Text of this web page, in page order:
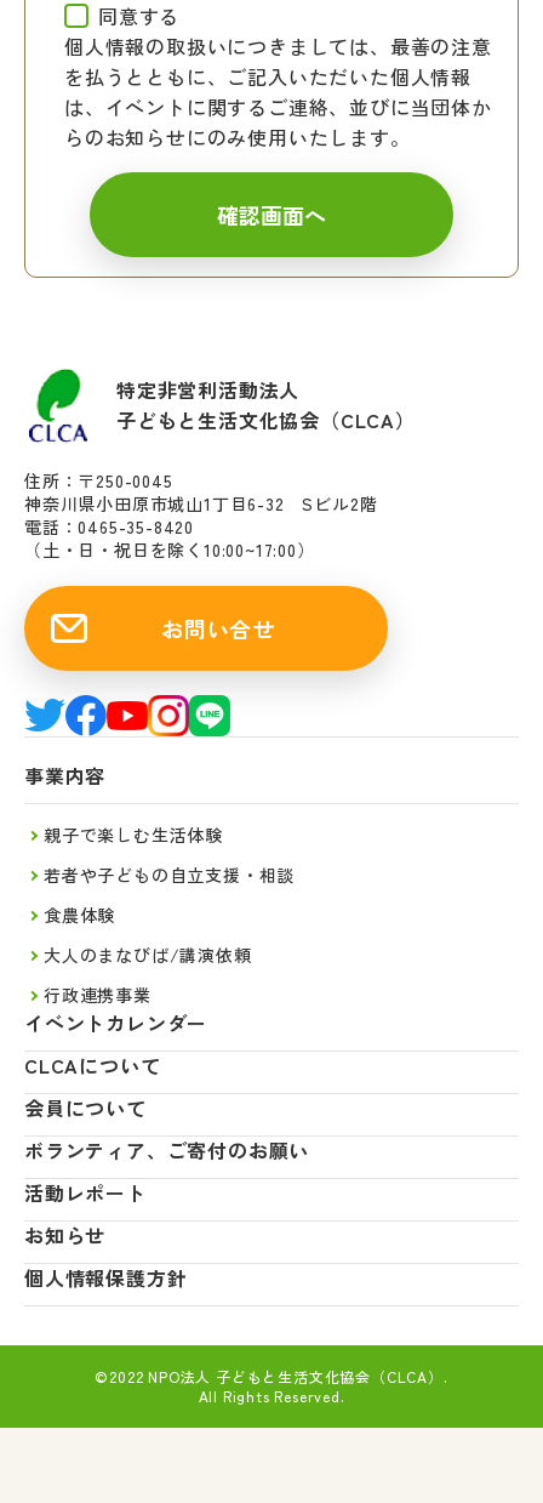
同意する
個人情報の取扱いにつきましては、最善の注意
を払うとともに、ご記入いただいた個人情報
は、イベントに関するご連絡、並びに当団体か
らのお知らせにのみ使用いたします。
特定非営利活動法人
子どもと生活文化協会（CLCA）
住所：〒250-0045
神奈川県小田原市城山1丁目6-32 Sビル2階
電話：0465-35-8420
（土・日・祝日を除く10:00~17:00）
お問い合せ
事業内容
親子で楽しむ生活体験
若者や子どもの自立支援・相談
食農体験
大人のまなびば/講演依頼
行政連携事業
イベントカレンダー
CLCAについて
会員について
ボランティア、ご寄付のお願い
活動レポート
お知らせ
個人情報保護方針
©2022 NPO法人 子どもと生活文化協会（CLCA）.
All Rights Reserved.